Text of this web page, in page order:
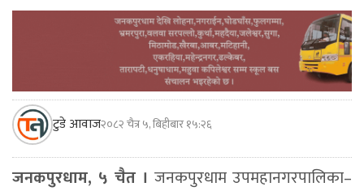
टुडे आवाज२०८२ चैत्र ५, बिहीबार १५:२६
जनकपुरधाम, ५ चैत । जनकपुरधाम उपमहानगरपालिका–